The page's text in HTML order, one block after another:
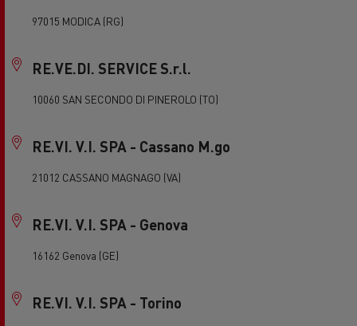
97015 MODICA (RG)
RE.VE.DI. SERVICE S.r.l.
10060 SAN SECONDO DI PINEROLO (TO)
RE.VI. V.I. SPA - Cassano M.go
21012 CASSANO MAGNAGO (VA)
RE.VI. V.I. SPA - Genova
16162 Genova (GE)
RE.VI. V.I. SPA - Torino